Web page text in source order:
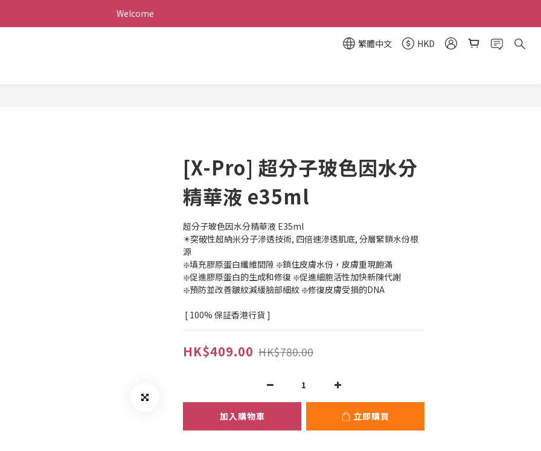
Welcome
繁體中文 HKD
[X-Pro] 超分子玻色因水分
精華液 e35ml
超分子玻色因水分精華液 E35ml
✴️突破性超納米分子滲透技術, 四倍速滲透肌底, 分層緊鎖水份根
源
❇️填充膠原蛋白纖維間隙 ❇️鎖住皮膚水份，皮膚重現飽滿
❇️促進膠原蛋白的生成和修復 ❇️促進細胞活性加快新陳代謝
❇️預防並改善皺紋減緩臉部細紋 ❇️修復皮膚受損的DNA
[ 100% 保証香港行貨 ]
HK$409.00 HK$780.00
加入購物車 立即購買